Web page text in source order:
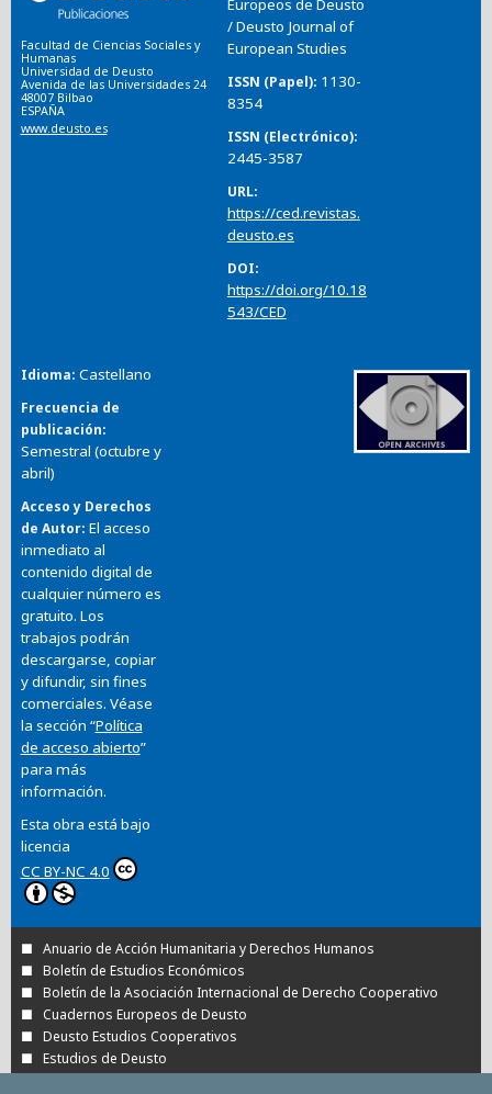
Facultad de Ciencias Sociales y
Humanas
Universidad de Deusto
Avenida de las Universidades 24
48007 Bilbao
ESPAÑA
www.deusto.es
Europeos de Deusto
/ Deusto Journal of
European Studies
ISSN (Papel) 1130-
8354
ISSN (Electrónico)
2445-3587
URL
https://ced.revistas.
deusto.es
DOI
https://doi.org/10.18
543/CED
Idioma Castellano
Frecuencia de
publicación
Semestral (octubre y
abril)
Acceso y Derechos
de Autor El acceso
inmediato al
contenido digital de
cualquier número es
gratuito. Los
trabajos podrán
descargarse, copiar
y difundir, sin fines
comerciales. Véase
la sección “Política
de acceso abierto”
para más
información.
Esta obra está bajo
licencia
CC BY-NC 4.0
Anuario de Acción Humanitaria y Derechos Humanos
Boletín de Estudios Económicos
Boletín de la Asociación Internacional de Derecho Cooperativo
Cuadernos Europeos de Deusto
Deusto Estudios Cooperativos
Estudios de Deusto